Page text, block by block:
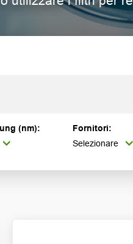
(nm):
Fornitori:
Selezionare